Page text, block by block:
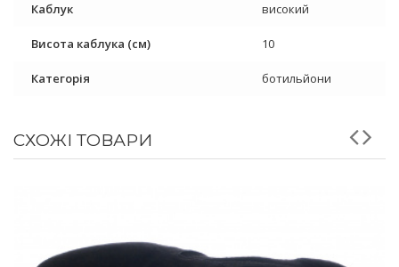
Каблук високий
Висота каблука (см) 10
Категорія ботильйони
СХОЖІ ТОВАРИ